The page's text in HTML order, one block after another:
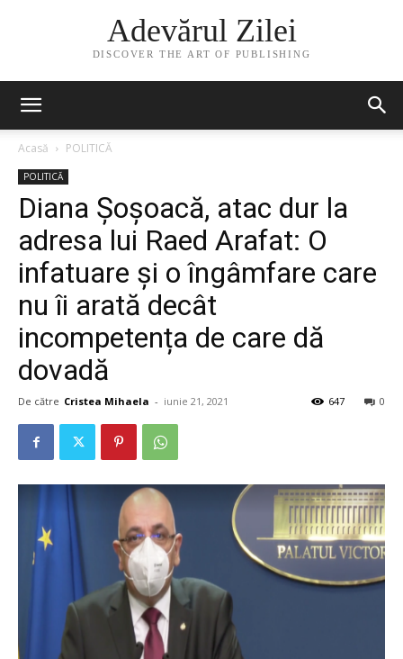
Adevărul Zilei
DISCOVER THE ART OF PUBLISHING
Acasă POLITICĂ
POLITICĂ
Diana Șoșoacă, atac dur la
adresa lui Raed Arafat: O
infatuare și o îngâmfare care
nu îi arată decât
incompetența de care dă
dovadă
De către Cristea Mihaela - iunie 21, 2021 0
647